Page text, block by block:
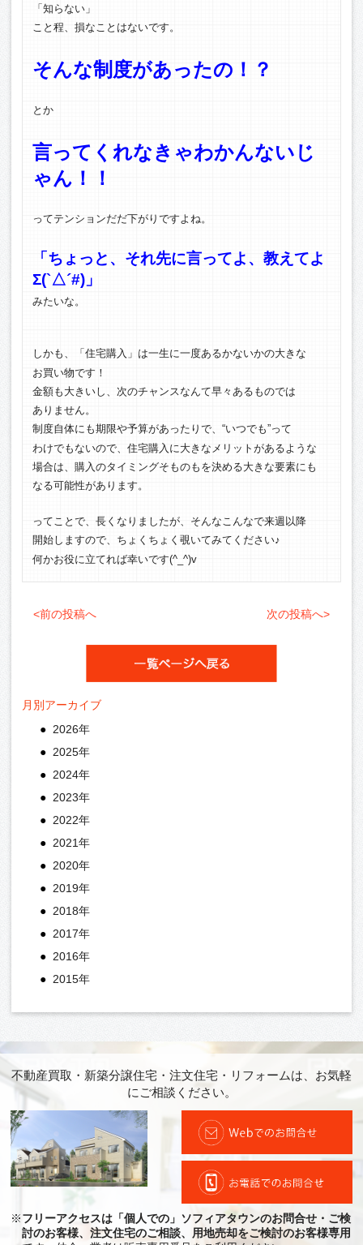
「知らない」
こと程、損なことはないです。
そんな制度があったの！？
とか
言ってくれなきゃわかんないじ
ゃん！！
ってテンションだだ下がりですよね。
「ちょっと、それ先に言ってよ、教えてよ
Σ(`△´#)」
みたいな。
しかも、「住宅購入」は一生に一度あるかないかの大きな
お買い物です！
金額も大きいし、次のチャンスなんて早々あるものでは
ありません。
制度自体にも期限や予算があったりで、“いつでも”って
わけでもないので、住宅購入に大きなメリットがあるような
場合は、購入のタイミングそものもを決める大きな要素にも
なる可能性があります。
ってことで、長くなりましたが、そんなこんなで来週以降
開始しますので、ちょくちょく覗いてみてください♪
何かお役に立てれば幸いです(^_^)v
<前の投稿へ 次の投稿へ>
月別アーカイブ
2026年
2025年
2024年
2023年
2022年
2021年
2020年
2019年
2018年
2017年
2016年
2015年
不動産買取・新築分譲住宅・注文住宅・リフォームは、お気軽
にご相談ください。
※フリーアクセスは「個人での」ソフィアタウンのお問合せ・ご検
討のお客様、注文住宅のご相談、用地売却をご検討のお客様専用